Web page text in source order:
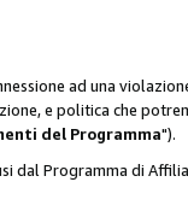
ad una
e politica che
del Programma").
dal Programma di